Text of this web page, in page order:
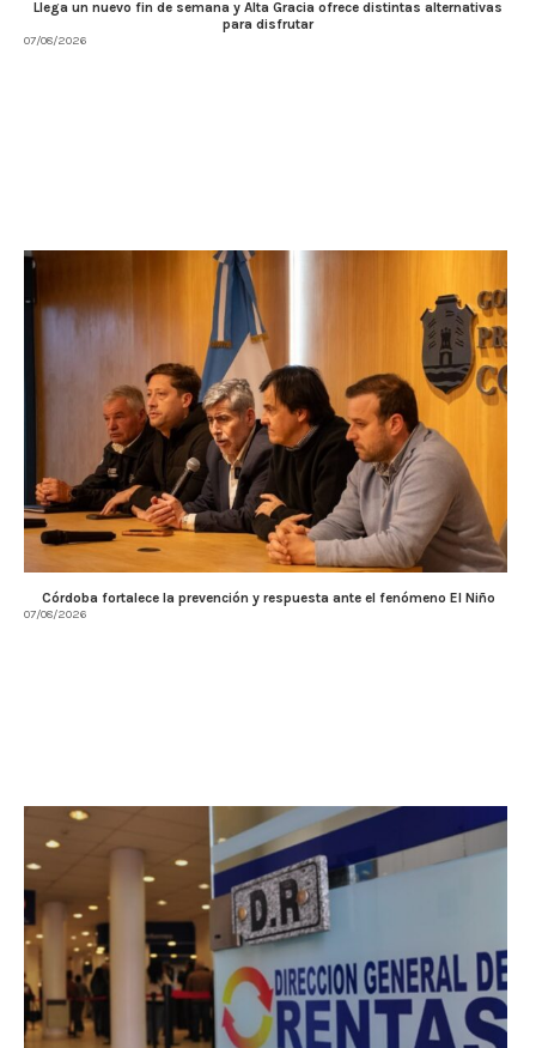
Llega un nuevo fin de semana y Alta Gracia ofrece distintas alternativas
para disfrutar
07/08/2026
Córdoba fortalece la prevención y respuesta ante el fenómeno El Niño
07/08/2026